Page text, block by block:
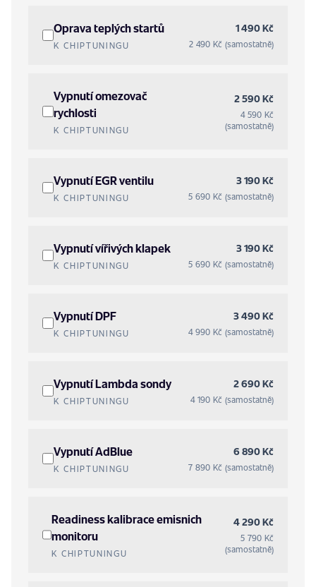
Oprava teplých startů
K CHIPTUNINGU
1 490 Kč
2 490 Kč (samostatně)
Vypnutí omezovač
rychlosti
K CHIPTUNINGU
2 590 Kč
4 590 Kč
(samostatně)
Vypnutí EGR ventilu
K CHIPTUNINGU
3 190 Kč
5 690 Kč (samostatně)
Vypnutí vířivých klapek
K CHIPTUNINGU
3 190 Kč
5 690 Kč (samostatně)
Vypnutí DPF
K CHIPTUNINGU
3 490 Kč
4 990 Kč (samostatně)
Vypnutí Lambda sondy
K CHIPTUNINGU
2 690 Kč
4 190 Kč (samostatně)
Vypnutí AdBlue
K CHIPTUNINGU
6 890 Kč
7 890 Kč (samostatně)
Readiness kalibrace emisnich
monitoru
K CHIPTUNINGU
4 290 Kč
5 790 Kč
(samostatně)